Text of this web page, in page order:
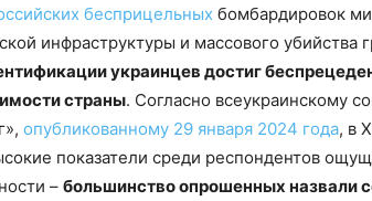
бесприцельных бомбардировок
инфраструктуры и массового убийства
украинцев достиг
страны. Согласно всеукраинскому
опубликованному 29 января 2024 года, в
показатели среди респондентов
– большинство опрошенных назвали